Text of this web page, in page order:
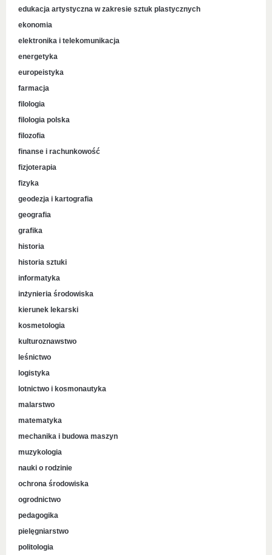
edukacja artystyczna w zakresie sztuk plastycznych
ekonomia
elektronika i telekomunikacja
energetyka
europeistyka
farmacja
filologia
filologia polska
filozofia
finanse i rachunkowość
fizjoterapia
fizyka
geodezja i kartografia
geografia
grafika
historia
historia sztuki
informatyka
inżynieria środowiska
kierunek lekarski
kosmetologia
kulturoznawstwo
leśnictwo
logistyka
lotnictwo i kosmonautyka
malarstwo
matematyka
mechanika i budowa maszyn
muzykologia
nauki o rodzinie
ochrona środowiska
ogrodnictwo
pedagogika
pielęgniarstwo
politologia